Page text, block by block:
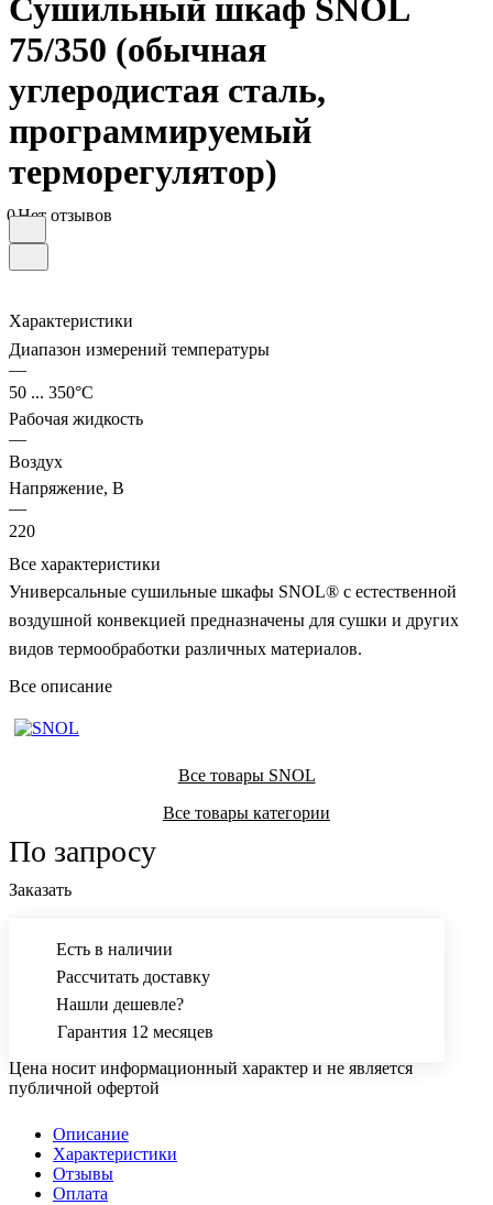
Сушильный шкаф SNOL
75/350 (обычная
углеродистая сталь,
программируемый
терморегулятор)
0Нет отзывов
Характеристики
Диапазон измерений температуры
—
50 ... 350°С
Рабочая жидкость
—
Воздух
Напряжение, В
—
220
Все характеристики
Универсальные сушильные шкафы SNOL® с естественной
воздушной конвекцией предназначены для сушки и других
видов термообработки различных материалов.
Все описание
Все товары SNOL
Все товары категории
По запросу
Заказать
Есть в наличии
Рассчитать доставку
Нашли дешевле?
Гарантия 12 месяцев
Цена носит информационный характер и не является
публичной офертой
Описание
Характеристики
Отзывы
Оплата